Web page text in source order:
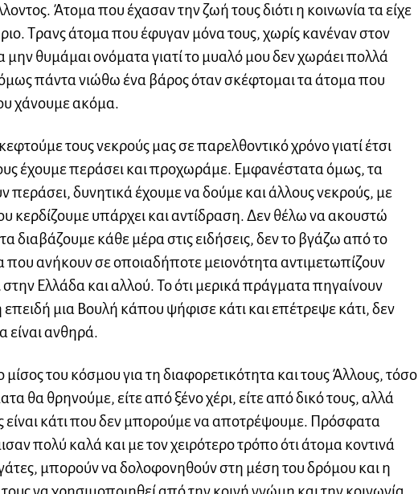
Άτομα που έχασαν την ζωή τους διότι η κοινωνία τα είχε
Τρανς άτομα που έφυγαν μόνα τους, χωρίς κανέναν στον
θυμάμαι ονόματα γιατί το μυαλό μου δεν χωράει πολλά
πάντα νιώθω ένα βάρος όταν σκέφτομαι τα άτομα που
χάνουμε ακόμα.
τους νεκρούς μας σε παρελθοντικό χρόνο γιατί έτσι
έχουμε περάσει και προχωράμε. Εμφανέστατα όμως, τα
περάσει, δυνητικά έχουμε να δούμε και άλλους νεκρούς, με
κερδίζουμε υπάρχει και αντίδραση. Δεν θέλω να ακουστώ
διαβάζουμε κάθε μέρα στις ειδήσεις, δεν το βγάζω από το
ανήκουν σε οποιαδήποτε μειονότητα αντιμετωπίζουν
στην Ελλάδα και αλλού. Το ότι μερικά πράγματα πηγαίνουν
μια Βουλή κάπου ψήφισε κάτι και επέτρεψε κάτι, δεν
είναι ανθηρά.
του κόσμου για τη διαφορετικότητα και τους Άλλους, τόσο
θα θρηνούμε, είτε από ξένο χέρι, είτε από δικό τους, αλλά
είναι κάτι που δεν μπορούμε να αποτρέψουμε. Πρόσφατα
πολύ καλά και με τον χειρότερο τρόπο ότι άτομα κοντινά
μπορούν να δολοφονηθούν στη μέση του δρόμου και η